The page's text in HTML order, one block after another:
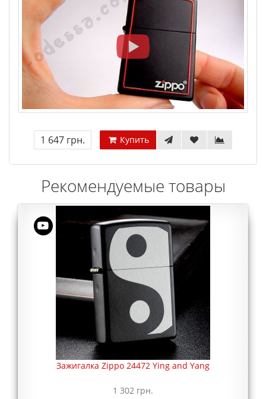
1 647 грн. Купить
Рекомендуемые товары
Зажигалка Zippo 24472 Ying and Yang
1 302 грн.